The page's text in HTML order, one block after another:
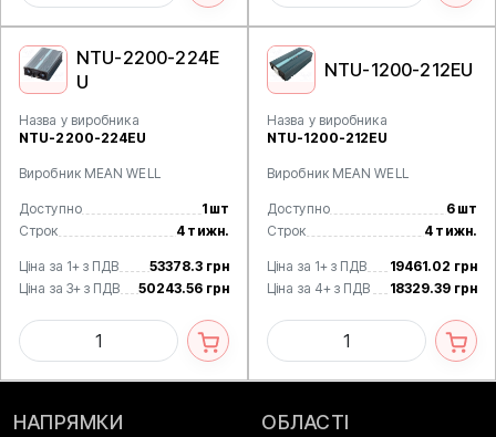
NTU-2200-224E
U
Назва у виробника
NTU-2200-224EU
Виробник MEAN WELL
Доступно
1 шт
Строк
4 тижн.
Ціна за 1+ з ПДВ
53378.3 грн
Ціна за 3+ з ПДВ
50243.56 грн
NTU-1200-212EU
Назва у виробника
NTU-1200-212EU
Виробник MEAN WELL
Доступно
6 шт
Строк
4 тижн.
Ціна за 1+ з ПДВ
19461.02 грн
Ціна за 4+ з ПДВ
18329.39 грн
НАПРЯМКИ
ОБЛАСТІ